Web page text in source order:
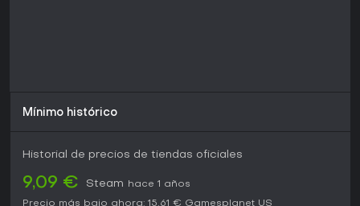
Mínimo histórico
Historial de precios de tiendas oficiales
9,09 € Steam
hace 1 años
Precio más bajo ahora: 15,61 € Gamesplanet US